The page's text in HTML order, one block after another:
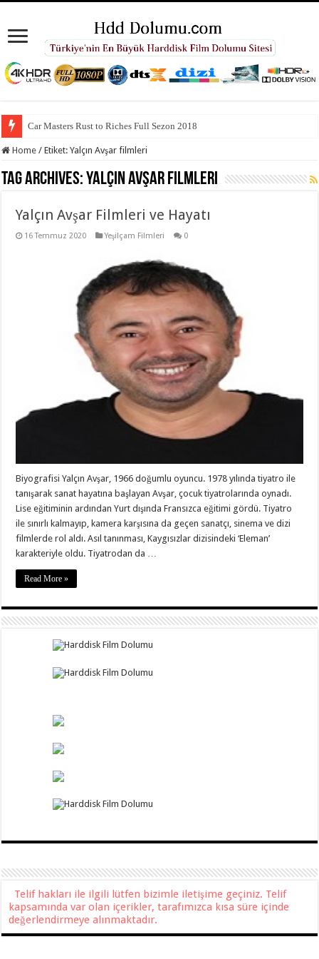
Car Masters Rust to Riches Full Sezon 2018
Home / Etiket:Yalçın Avşar filmleri
Tag Archives:Yalçın Avşar filmleri
Yalçın Avşar Filmleri ve Hayatı
16 Temmuz 2020 Yeşilçam Filmleri 0
Biyografisi Yalçın Avşar, 1966 doğumlu oyuncu. 1978 yılında tiyatro ile
tanışarak sanat hayatına başlayan Avşar, çocuk tiyatrolarında oynadı.
Lise eğitiminin ardından Yurt dışında Fransızca eğitimi gördü. Tiyatro
ile sınırlı kalmayıp, kamera karşısına da geçen sanatçı, sinema ve dizi
filmlerde rol aldı. Asıl tanınması, Kaygısızlar dizisindeki ‘Eleman’
karakteriyle oldu. Tiyatrodan da …
Read More »
Telif hakları ile ilgili lütfen bizimle iletişime geçiniz. Telif
kapsamında var olan içerikler, tarafımızca kısa süre içinde
değerlendirmeye alınmaktadır.